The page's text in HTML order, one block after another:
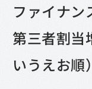
ファイナン
第三者割当
いうえお順）